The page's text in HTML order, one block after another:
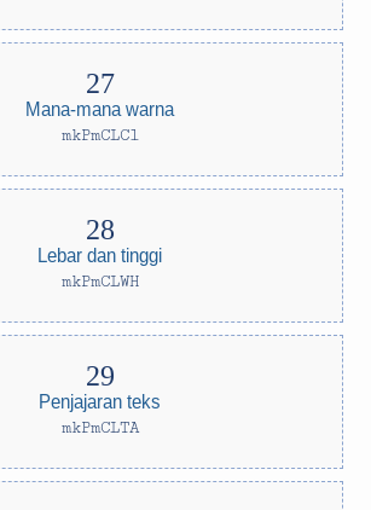
Mana-mana warna
mkPmCLCl
Lebar dan tinggi
mkPmCLWH
Penjajaran teks
mkPmCLTA